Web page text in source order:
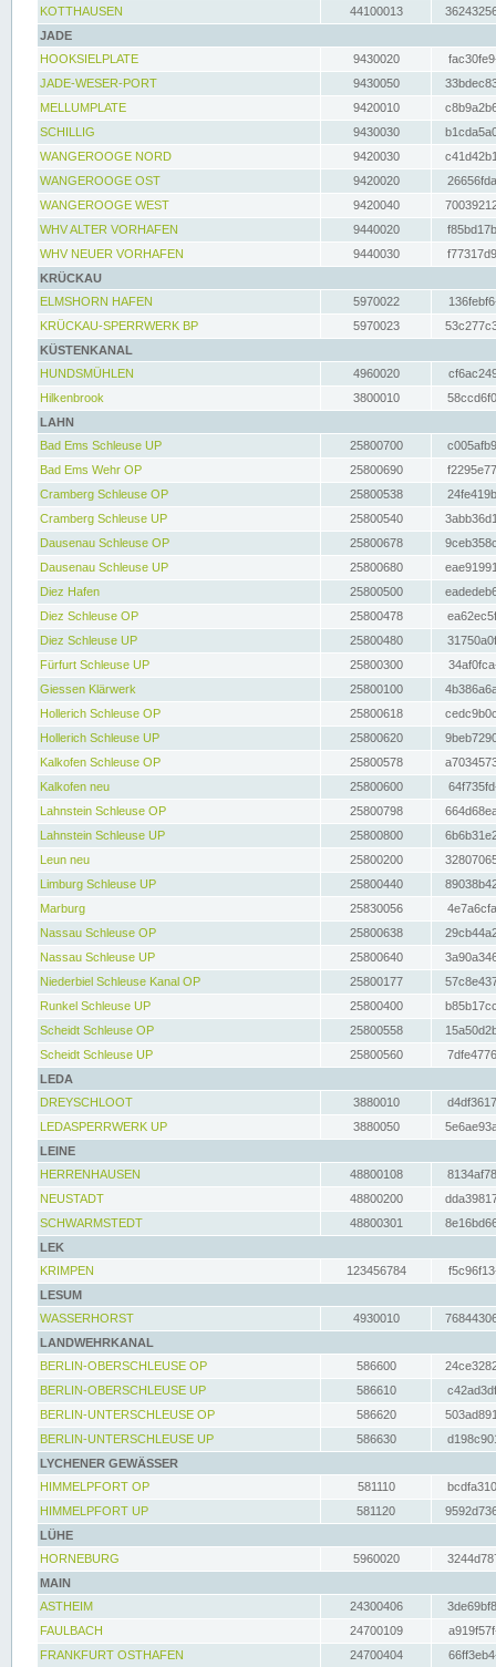
KOTTHAUSEN
44100013
JADE
HOOKSIELPLATE
9430020
JADE-WESER-PORT
9430050
MELLUMPLATE
9420010
SCHILLIG
9430030
WANGEROOGE NORD
9420030
WANGEROOGE OST
9420020
WANGEROOGE WEST
9420040
WHV ALTER VORHAFEN
9440020
WHV NEUER VORHAFEN
9440030
KRÜCKAU
ELMSHORN HAFEN
5970022
KRÜCKAU-SPERRWERK BP
5970023
KÜSTENKANAL
HUNDSMÜHLEN
4960020
Hilkenbrook
3800010
LAHN
Bad Ems Schleuse UP
25800700
Bad Ems Wehr OP
25800690
Cramberg Schleuse OP
25800538
Cramberg Schleuse UP
25800540
Dausenau Schleuse OP
25800678
Dausenau Schleuse UP
25800680
Diez Hafen
25800500
Diez Schleuse OP
25800478
Diez Schleuse UP
25800480
Fürfurt Schleuse UP
25800300
Giessen Klärwerk
25800100
Hollerich Schleuse OP
25800618
Hollerich Schleuse UP
25800620
Kalkofen Schleuse OP
25800578
Kalkofen neu
25800600
Lahnstein Schleuse OP
25800798
Lahnstein Schleuse UP
25800800
Leun neu
25800200
Limburg Schleuse UP
25800440
Marburg
25830056
Nassau Schleuse OP
25800638
Nassau Schleuse UP
25800640
Niederbiel Schleuse Kanal OP
25800177
Runkel Schleuse UP
25800400
Scheidt Schleuse OP
25800558
Scheidt Schleuse UP
25800560
LEDA
DREYSCHLOOT
3880010
LEDASPERRWERK UP
3880050
LEINE
HERRENHAUSEN
48800108
NEUSTADT
48800200
SCHWARMSTEDT
48800301
LEK
KRIMPEN
123456784
LESUM
WASSERHORST
4930010
LANDWEHRKANAL
BERLIN-OBERSCHLEUSE OP
586600
BERLIN-OBERSCHLEUSE UP
586610
BERLIN-UNTERSCHLEUSE OP
586620
BERLIN-UNTERSCHLEUSE UP
586630
LYCHENER GEWÄSSER
HIMMELPFORT OP
581110
HIMMELPFORT UP
581120
LÜHE
HORNEBURG
5960020
MAIN
ASTHEIM
24300406
FAULBACH
24700109
FRANKFURT OSTHAFEN
24700404